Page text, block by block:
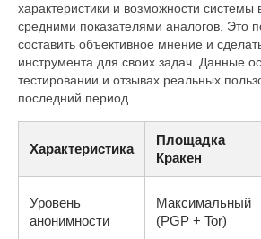
характеристики и возможности системы
средними показателями аналогов. Это
составить объективное мнение и
инструмента для своих задач. Данные
тестировании и отзывах реальных
последний период.
Характеристика
Площадка
Кракен
Уровень
анонимности
Максимальный
(PGP + Tor)